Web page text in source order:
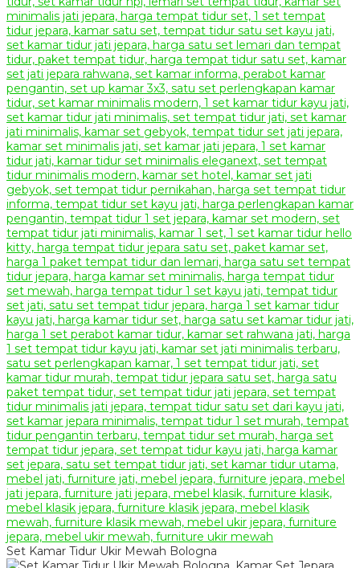
Set Kamar Tidur Ukir Mewah Bologna